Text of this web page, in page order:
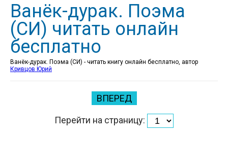
Ванёк-дурак. Поэма
(СИ) читать онлайн
бесплатно
Ванёк-дурак. Поэма (СИ) - читать книгу онлайн бесплатно, автор
Кривцов Юрий
ВПЕРЕД
Перейти на страницу: